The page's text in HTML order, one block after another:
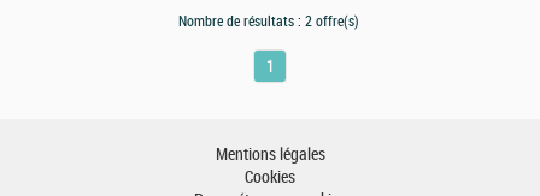
Nombre de résultats : 2 offre(s)
1
Mentions légales
Cookies